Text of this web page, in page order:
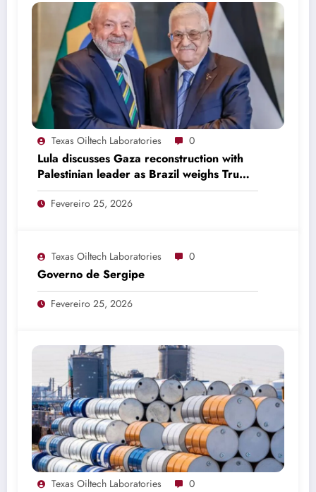
Texas Oiltech Laboratories 0
Lula discusses Gaza reconstruction with
Palestinian leader as Brazil weighs Trump
invitation
Fevereiro 25, 2026
Texas Oiltech Laboratories 0
Governo de Sergipe
Fevereiro 25, 2026
Texas Oiltech Laboratories 0